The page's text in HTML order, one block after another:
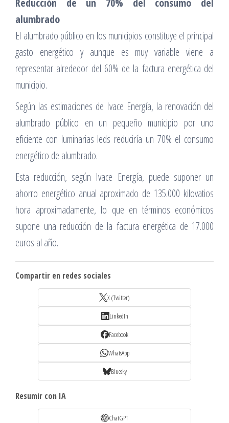
Reducción de un 70% del consumo del
alumbrado
El alumbrado público en los municipios constituye el principal
gasto energético y aunque es muy variable viene a
representar alrededor del 60% de la factura energética del
municipio.
Según las estimaciones de Ivace Energía, la renovación del
alumbrado público en un pequeño municipio por uno
eficiente con luminarias leds reduciría un 70% el consumo
energético de alumbrado.
Esta reducción, según Ivace Energía, puede suponer un
ahorro energético anual aproximado de 135.000 kilovatios
hora aproximadamente, lo que en términos económicos
supone una reducción de la factura energética de 17.000
euros al año.
Compartir en redes sociales
X (Twitter)
LinkedIn
Facebook
WhatsApp
Bluesky
Resumir con IA
ChatGPT